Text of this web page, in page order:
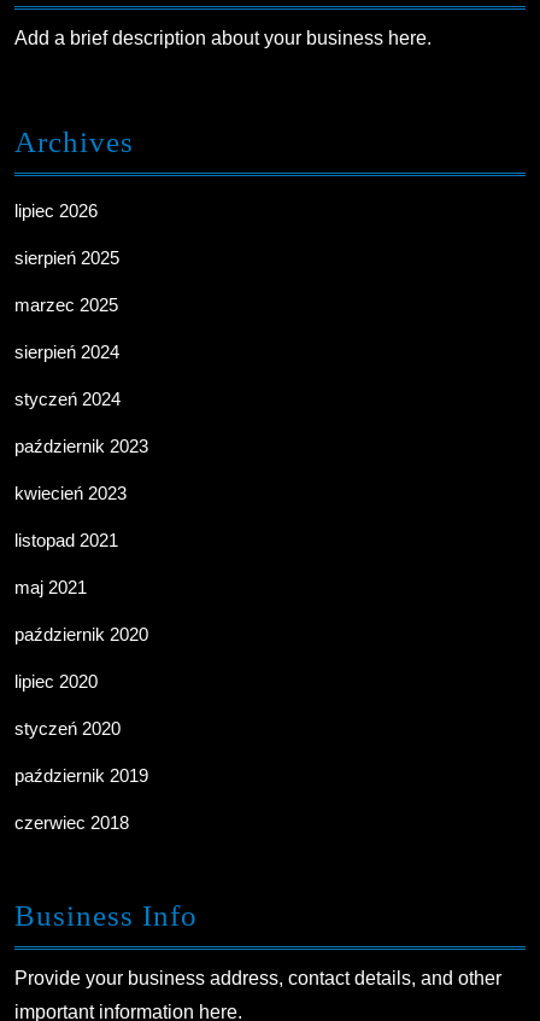
Add a brief description about your business here.
Archives
lipiec 2026
sierpień 2025
marzec 2025
sierpień 2024
styczeń 2024
październik 2023
kwiecień 2023
listopad 2021
maj 2021
październik 2020
lipiec 2020
styczeń 2020
październik 2019
czerwiec 2018
Business Info
Provide your business address, contact details, and other
important information here.